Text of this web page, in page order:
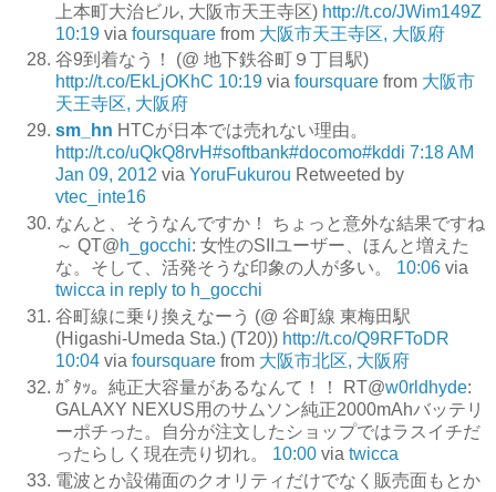
上本町大治ビル, 大阪市天王寺区) http://t.co/JWim149Z
10:19 via foursquare from 大阪市天王寺区, 大阪府
谷9到着なう！ (@ 地下鉄谷町９丁目駅)
http://t.co/EkLjOKhC 10:19 via foursquare from 大阪市
天王寺区, 大阪府
sm_hn HTCが日本では売れない理由。
http://t.co/uQkQ8rvH#softbank#docomo#kddi 7:18 AM
Jan 09, 2012 via YoruFukurou Retweeted by
vtec_inte16
なんと、そうなんですか！ ちょっと意外な結果ですね
～ QT@h_gocchi: 女性のSIIユーザー、ほんと増えた
な。そして、活発そうな印象の人が多い。
10:06 via
twicca in reply to h_gocchi
谷町線に乗り換えなーう (@ 谷町線 東梅田駅
(Higashi-Umeda Sta.) (T20)) http://t.co/Q9RFToDR
10:04 via foursquare from 大阪市北区, 大阪府
ｶﾞﾀｯ。純正大容量があるなんて！！ RT@w0rldhyde:
GALAXY NEXUS用のサムソン純正2000mAhバッテリ
ーポチった。自分が注文したショップではラスイチだ
ったらしく現在売り切れ。
10:00 via twicca
電波とか設備面のクオリティだけでなく販売面もとか